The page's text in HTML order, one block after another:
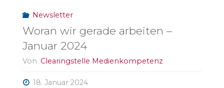
Newsletter
Woran wir gerade arbeiten –
Januar 2024
Von Clearingstelle Medienkompetenz
18. Januar 2024